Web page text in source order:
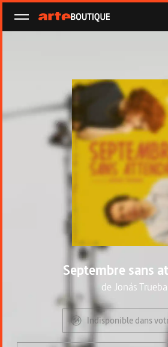
Ouvrir le menu
Septembre sans
de Jonás Trueba
Indisponible dans